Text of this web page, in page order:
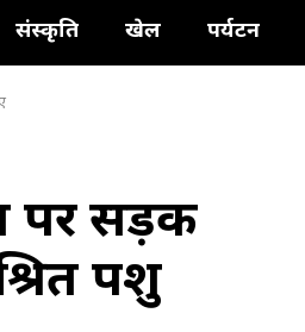
संस्कृति खेल पर्यटन
पर सड़क
पशु